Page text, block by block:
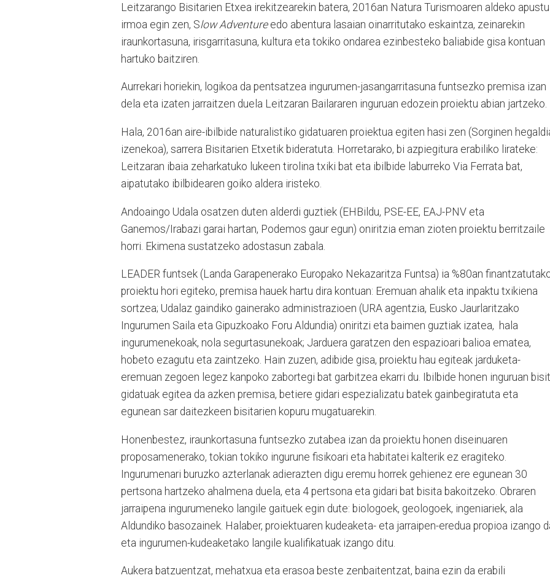
Leitzarango Bisitarien Etxea irekitzearekin batera, 2016an Natura Turismoaren aldeko apustu
irmoa egin zen, Slow Adventure edo abentura lasaian oinarritutako eskaintza, zeinarekin
iraunkortasuna, irisgarritasuna, kultura eta tokiko ondarea ezinbesteko baliabide gisa kontuan
hartuko baitziren.
Aurrekari horiekin, logikoa da pentsatzea ingurumen-jasangarritasuna funtsezko premisa izan
dela eta izaten jarraitzen duela Leitzaran Bailararen inguruan edozein proiektu abian jartzeko.
Hala, 2016an aire-ibilbide naturalistiko gidatuaren proiektua egiten hasi zen (Sorginen
izenekoa), sarrera Bisitarien Etxetik bideratuta. Horretarako, bi azpiegitura erabiliko lirateke:
Leitzaran ibaia zeharkatuko lukeen tirolina txiki bat eta ibilbide laburreko Via Ferrata bat,
aipatutako ibilbidearen goiko aldera iristeko.
Andoaingo Udala osatzen duten alderdi guztiek (EHBildu, PSE-EE, EAJ-PNV eta
Ganemos/Irabazi garai hartan, Podemos gaur egun) oniritzia eman zioten proiektu berritzaile
horri. Ekimena sustatzeko adostasun zabala.
LEADER funtsek (Landa Garapenerako Europako Nekazaritza Funtsa) ia %80an
proiektu hori egiteko, premisa hauek hartu dira kontuan: Eremuan ahalik eta inpaktu txikiena
sortzea; Udalaz gaindiko gainerako administrazioen (URA agentzia, Eusko Jaurlaritzako
Ingurumen Saila eta Gipuzkoako Foru Aldundia) oniritzi eta baimen guztiak izatea, hala
ingurumenekoak, nola segurtasunekoak; Jarduera garatzen den espazioari balioa ematea,
hobeto ezagutu eta zaintzeko. Hain zuzen, adibide gisa, proiektu hau egiteak jarduketa-
eremuan zegoen legez kanpoko zabortegi bat garbitzea ekarri du. Ibilbide honen inguruan
gidatuak egitea da azken premisa, betiere gidari espezializatu batek gainbegiratuta eta
egunean sar daitezkeen bisitarien kopuru mugatuarekin.
Honenbestez, iraunkortasuna funtsezko zutabea izan da proiektu honen diseinuaren
proposamenerako, tokian tokiko ingurune fisikoari eta habitatei kalterik ez eragiteko.
Ingurumenari buruzko azterlanak adierazten digu eremu horrek gehienez ere egunean 30
pertsona hartzeko ahalmena duela, eta 4 pertsona eta gidari bat bisita bakoitzeko. Obraren
jarraipena ingurumeneko langile gaituek egin dute: biologoek, geologoek, ingeniariek, ala
Aldundiko basozainek. Halaber, proiektuaren kudeaketa- eta jarraipen-eredua propioa izango
eta ingurumen-kudeaketako langile kualifikatuak izango ditu.
Aukera batzuentzat, mehatxua eta erasoa beste zenbaitentzat, baina ezin da erabili